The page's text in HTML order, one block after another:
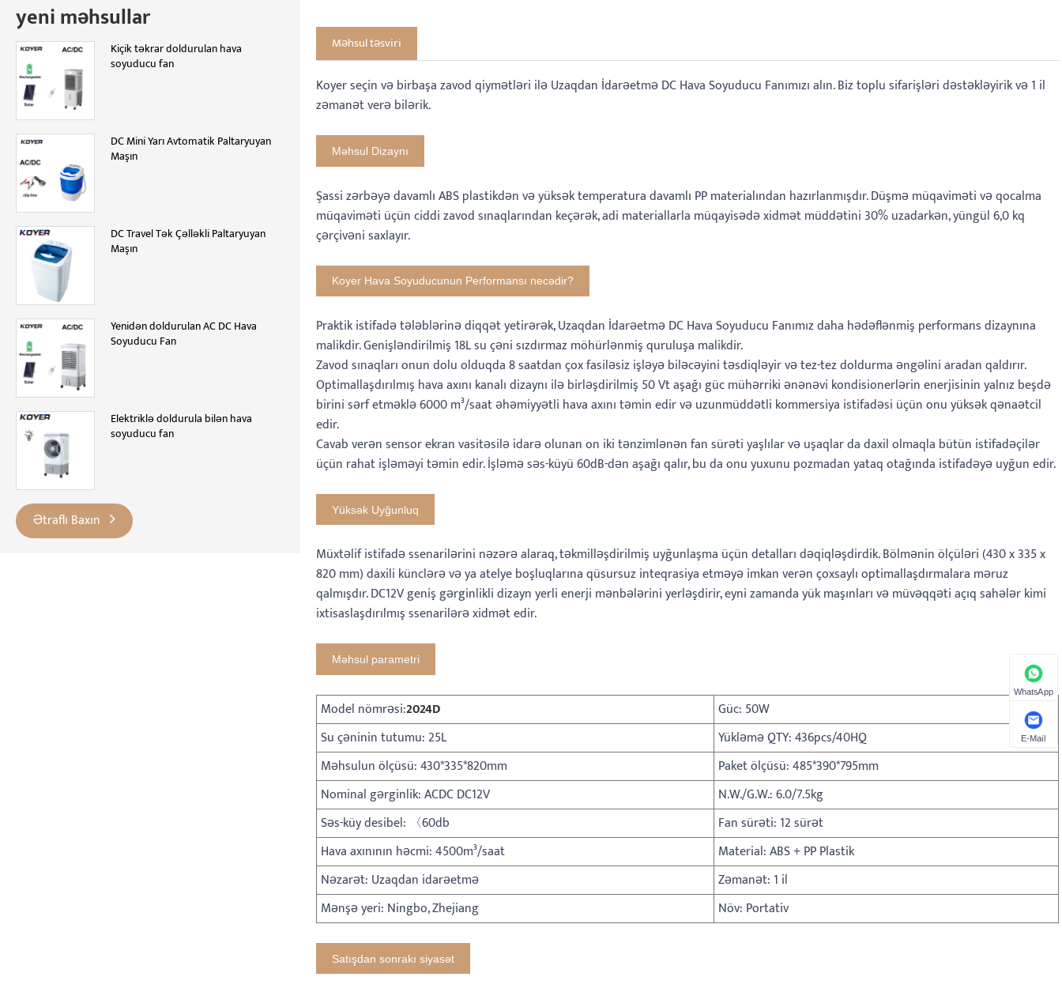
yeni məhsullar
Kiçik təkrar doldurulan hava
soyuducu fan
DC Mini Yarı Avtomatik Paltaryuyan
Maşın
DC Travel Tək Çəlləkli Paltaryuyan
Maşın
Yenidən doldurulan AC DC Hava
Soyuducu Fan
Elektriklə doldurula bilən hava
soyuducu fan
Ətraflı Baxın
Məhsul təsviri
Koyer seçin və birbaşa zavod qiymətləri ilə Uzaqdan İdarəetmə DC Hava Soyuducu Fanımızı alın. Biz toplu sifarişləri dəstəkləyirik və 1 il
zəmanət verə bilərik.
Məhsul Dizaynı
Şassi zərbəyə davamlı ABS plastikdən və yüksək temperatura davamlı PP materialından hazırlanmışdır. Düşmə müqaviməti və qocalma
müqaviməti üçün ciddi zavod sınaqlarından keçərək, adi materiallarla müqayisədə xidmət müddətini 30% uzadarkən, yüngül 6,0 kq
çərçivəni saxlayır.
Koyer Hava Soyuducunun Performansı necədir?
Praktik istifadə tələblərinə diqqət yetirərək, Uzaqdan İdarəetmə DC Hava Soyuducu Fanımız daha hədəflənmiş performans dizaynına
malikdir. Genişləndirilmiş 18L su çəni sızdırmaz möhürlənmiş quruluşa malikdir.
Zavod sınaqları onun dolu olduqda 8 saatdan çox fasiləsiz işləyə biləcəyini təsdiqləyir və tez-tez doldurma əngəlini aradan qaldırır.
Optimallaşdırılmış hava axını kanalı dizaynı ilə birləşdirilmiş 50 Vt aşağı güc mühərriki ənənəvi kondisionerlərin enerjisinin yalnız beşdə
birini sərf etməklə 6000 m³/saat əhəmiyyətli hava axını təmin edir və uzunmüddətli kommersiya istifadəsi üçün onu yüksək qənaətcil
edir.
Cavab verən sensor ekran vasitəsilə idarə olunan on iki tənzimlənən fan sürəti yaşlılar və uşaqlar da daxil olmaqla bütün istifadəçilər
üçün rahat işləməyi təmin edir. İşləmə səs-küyü 60dB-dən aşağı qalır, bu da onu yuxunu pozmadan yataq otağında istifadəyə uyğun edir.
Yüksək Uyğunluq
Müxtəlif istifadə ssenarilərini nəzərə alaraq, təkmilləşdirilmiş uyğunlaşma üçün detalları dəqiqləşdirdik. Bölmənin ölçüləri (430 x 335 x
820 mm) daxili künclərə və ya atelye boşluqlarına qüsursuz inteqrasiya etməyə imkan verən çoxsaylı optimallaşdırmalara məruz
qalmışdır. DC12V geniş gərginlikli dizayn yerli enerji mənbələrini yerləşdirir, eyni zamanda yük maşınları və müvəqqəti açıq sahələr kimi
ixtisaslaşdırılmış ssenarilərə xidmət edir.
Məhsul parametri
Model nömrəsi:2024D
Güc: 50W
Su çəninin tutumu: 25L
Yükləmə QTY: 436pcs/40HQ
Məhsulun ölçüsü: 430*335*820mm
Paket ölçüsü: 485*390*795mm
Nominal gərginlik: ACDC DC12V
N.W./G.W.: 6.0/7.5kg
Səs-küy desibel: 〈60db
Fan sürəti: 12 sürət
Hava axınının həcmi: 4500m³/saat
Material: ABS + PP Plastik
Nəzarət: Uzaqdan idarəetmə
Zəmanət: 1 il
Mənşə yeri: Ningbo, Zhejiang
Növ: Portativ
Satışdan sonrakı siyasət
WhatsApp
E-Mail